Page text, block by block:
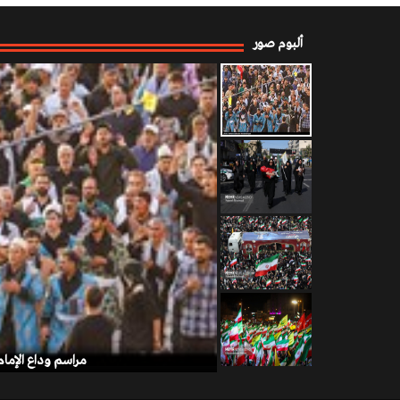
ألبوم صور
مراسم وداع